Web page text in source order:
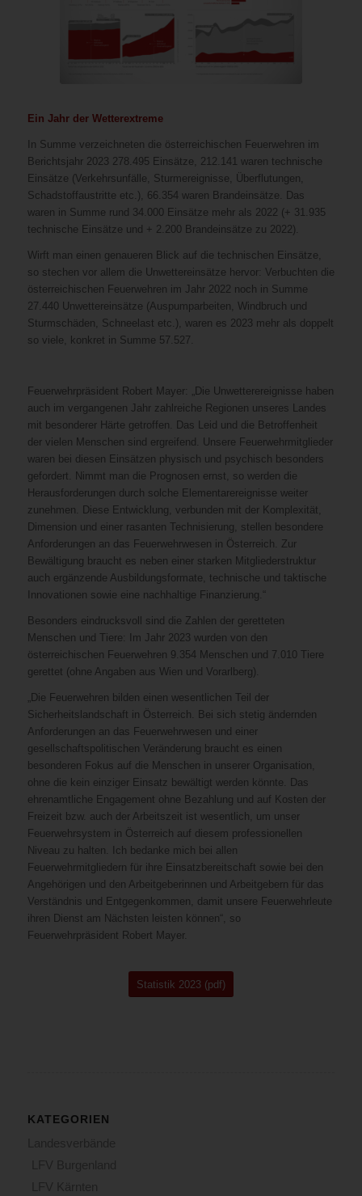
Ein Jahr der Wetterextreme
In Summe verzeichneten die österreichischen Feuerwehren im
Berichtsjahr 2023 278.495 Einsätze, 212.141 waren technische
Einsätze (Verkehrsunfälle, Sturmereignisse, Überflutungen,
Schadstoffaustritte etc.), 66.354 waren Brandeinsätze. Das
waren in Summe rund 34.000 Einsätze mehr als 2022 (+ 31.935
technische Einsätze und + 2.200 Brandeinsätze zu 2022).
Wirft man einen genaueren Blick auf die technischen Einsätze,
so stechen vor allem die Unwettereinsätze hervor: Verbuchten die
österreichischen Feuerwehren im Jahr 2022 noch in Summe
27.440 Unwettereinsätze (Auspumparbeiten, Windbruch und
Sturmschäden, Schneelast etc.), waren es 2023 mehr als doppelt
so viele, konkret in Summe 57.527.
Feuerwehrpräsident Robert Mayer: „Die Unwetterereignisse haben
auch im vergangenen Jahr zahlreiche Regionen unseres Landes
mit besonderer Härte getroffen. Das Leid und die Betroffenheit
der vielen Menschen sind ergreifend. Unsere Feuerwehrmitglieder
waren bei diesen Einsätzen physisch und psychisch besonders
gefordert. Nimmt man die Prognosen ernst, so werden die
Herausforderungen durch solche Elementarereignisse weiter
zunehmen. Diese Entwicklung, verbunden mit der Komplexität,
Dimension und einer rasanten Technisierung, stellen besondere
Anforderungen an das Feuerwehrwesen in Österreich. Zur
Bewältigung braucht es neben einer starken Mitgliederstruktur
auch ergänzende Ausbildungsformate, technische und taktische
Innovationen sowie eine nachhaltige Finanzierung.“
Besonders eindrucksvoll sind die Zahlen der geretteten
Menschen und Tiere: Im Jahr 2023 wurden von den
österreichischen Feuerwehren 9.354 Menschen und 7.010 Tiere
gerettet (ohne Angaben aus Wien und Vorarlberg).
„Die Feuerwehren bilden einen wesentlichen Teil der
Sicherheitslandschaft in Österreich. Bei sich stetig ändernden
Anforderungen an das Feuerwehrwesen und einer
gesellschaftspolitischen Veränderung braucht es einen
besonderen Fokus auf die Menschen in unserer Organisation,
ohne die kein einziger Einsatz bewältigt werden könnte. Das
ehrenamtliche Engagement ohne Bezahlung und auf Kosten der
Freizeit bzw. auch der Arbeitszeit ist wesentlich, um unser
Feuerwehrsystem in Österreich auf diesem professionellen
Niveau zu halten. Ich bedanke mich bei allen
Feuerwehrmitgliedern für ihre Einsatzbereitschaft sowie bei den
Angehörigen und den Arbeitgeberinnen und Arbeitgebern für das
Verständnis und Entgegenkommen, damit unsere Feuerwehrleute
ihren Dienst am Nächsten leisten können“, so
Feuerwehrpräsident Robert Mayer.
Statistik 2023 (pdf)
KATEGORIEN